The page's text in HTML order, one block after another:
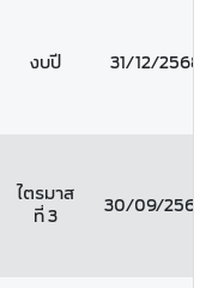
งบปี 31/12/2568
ไตรมาส
ที่ 3
30/09/2568